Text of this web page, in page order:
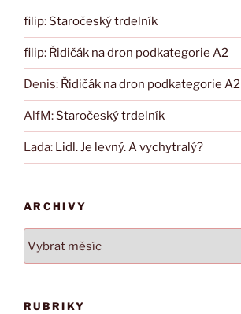
filip: Staročeský trdelník
filip: Řidičák na dron podkategorie A2
Denis: Řidičák na dron podkategorie A2
AlfM: Staročeský trdelník
Lada: Lidl. Je levný. A vychytralý?
ARCHIVY
RUBRIKY